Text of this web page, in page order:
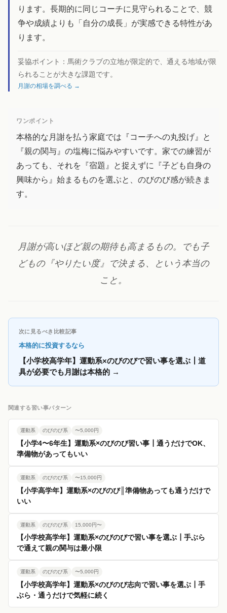
ります。長期的に同じコーチに見守られることで、競
争や成績よりも「自分の成長」が実感できる特性があ
ります。
妥協ポイント： 馬術クラブの立地が限定的で、通える地域が限
られることが大きな課題です。
月謝の相場を調べる →
ワンポイント
本格的な月謝を払う家庭では『コーチへの丸投げ』と
『親の関与』の塩梅に悩みやすいです。家での練習が
あっても、それを『宿題』と捉えずに『子ども自身の
興味から』始まるものを選ぶと、のびのび感が続きま
す。
月謝が高いほど親の期待も高まるもの。でも子
どもの『やりたい度』で決まる、という本当の
こと。
次に見るべき比較記事
本格的に投資するなら
【小学校高学年】運動系×のびのびで習い事を選ぶ┃道
具が必要でも月謝は本格的 →
関連する習い事パターン
運動系 のびのび系 〜5,000円
【小学4〜6年生】運動系×のびのび習い事┃通うだけでOK、
準備物があってもいい
運動系 のびのび系 〜15,000円
【小学高学年】運動系×のびのび║準備物あっても通うだけで
いい
運動系 のびのび系 15,000円〜
【小学校高学年】運動系×のびのびで習い事を選ぶ┃手ぶら
で通えて親の関与は最小限
運動系 のびのび系 〜5,000円
【小学校高学年】運動系×のびのび志向で習い事を選ぶ┃手
ぶら・通うだけで気軽に続く